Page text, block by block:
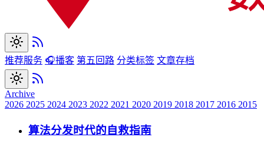
推荐服务 🎧播客 第五回路 分类标签 文章存档
Archive
2026 2025 2024 2023 2022 2021 2020 2019 2018 2017 2016 2015
算法分发时代的自救指南